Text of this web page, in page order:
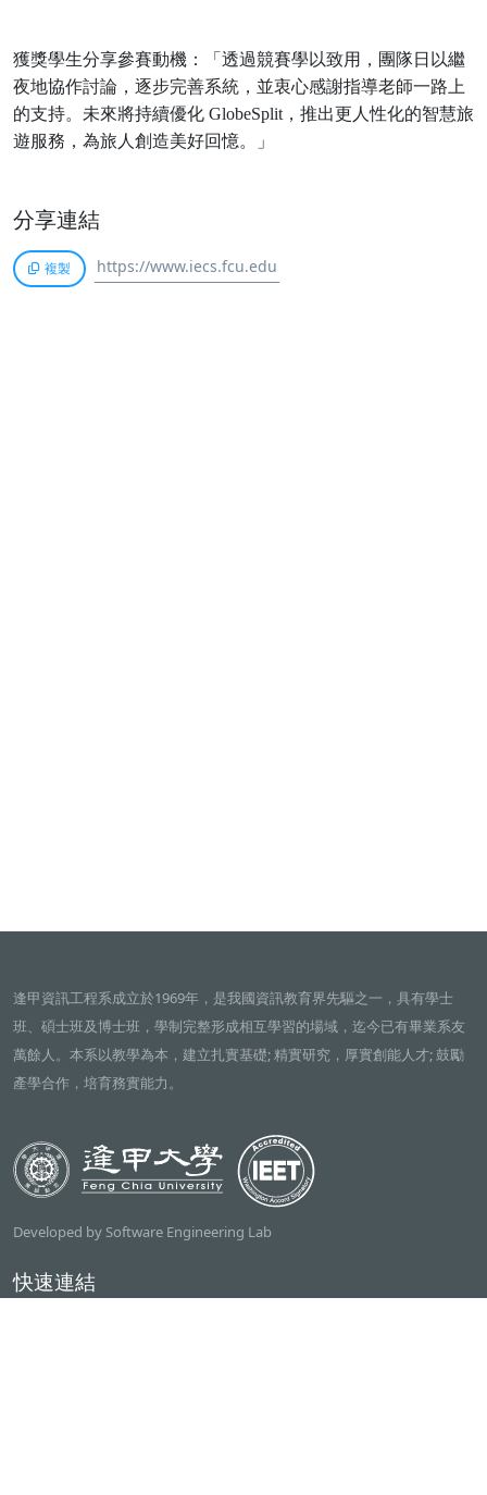
獲獎學生分享參賽動機：「透過競賽學以致用，團隊日以繼
夜地協作討論，逐步完善系統，並衷心感謝指導老師一路上
的支持。未來將持續優化 GlobeSplit，推出更人性化的智慧旅
遊服務，為旅人創造美好回憶。」
分享連結
複製
逢甲資訊工程系成立於1969年，是我國資訊教育界先驅之一，具有學士
班、碩士班及博士班，學制完整形成相互學習的場域，迄今已有畢業系友
萬餘人。本系以教學為本，建立扎實基礎; 精實研究，厚實創能人才; 鼓勵
產學合作，培育務實能力。
Developed by Software Engineering Lab
快速連結